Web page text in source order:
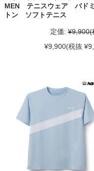
MEN テニスウェア バド
トン ソフトテニス
定価: ¥9,900(
¥9,900(税抜